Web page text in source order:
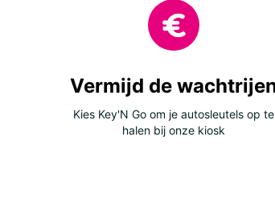
Vermijd de
Kies Key'N Go om je autosleutels op te
halen bij onze kiosk